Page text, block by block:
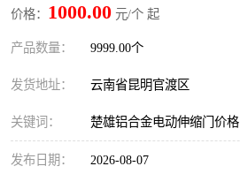
价格： 1000.00 元/个 起
产品数量： 9999.00个
发货地址： 云南省昆明官渡区
关键词： 楚雄铝合金电动伸缩门价格
发布日期： 2026-08-07